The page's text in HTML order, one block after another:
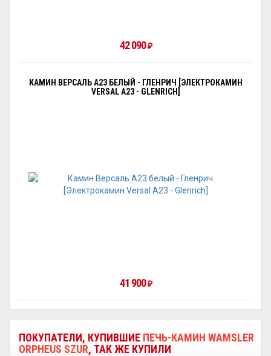
42 090₽
КАМИН ВЕРСАЛЬ A23 БЕЛЫЙ - ГЛЕНРИЧ [ЭЛЕКТРОКАМИН
VERSAL А23 - GLENRICH]
41 900₽
ПОКУПАТЕЛИ, КУПИВШИЕ ПЕЧЬ-КАМИН WAMSLER
ORPHEUS SZUR, ТАК ЖЕ КУПИЛИ